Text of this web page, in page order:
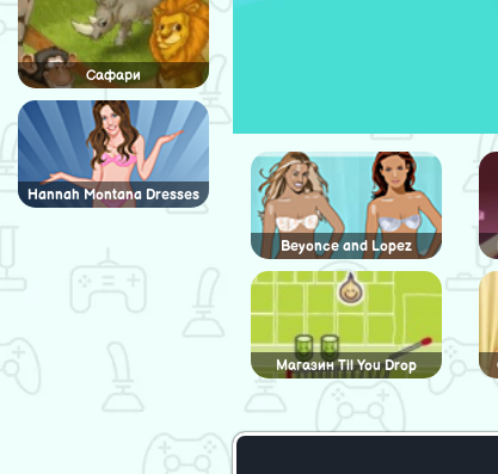
Сафари
Hannah Montana Dresses
Beyonce and Lopez
Магазин Til You Drop